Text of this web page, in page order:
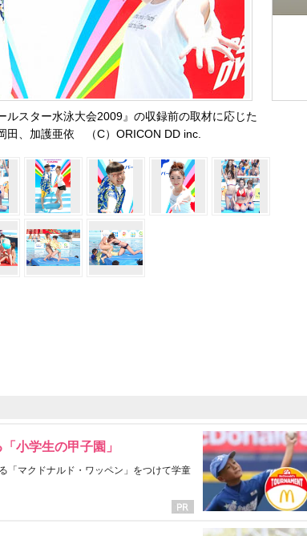
スター水泳大会2009』の収録前の取材に応じた
田、加護亜依 （C）ORICON DD inc.
小学生の甲子園」
「マクドナルド・ワッペン」をつけて学童